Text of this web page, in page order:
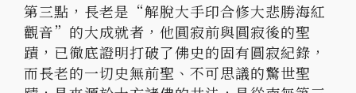
第三點，長老是“解脫大手印合修大悲勝海紅
觀音”的大成就者，他圓寂前與圓寂後的聖
蹟，已徹底證明打破了佛史的固有圓寂紀錄，
而長老的一切史無前聖、不可思議的驚世聖